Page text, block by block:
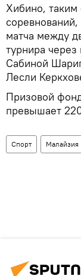
Хибино,
матча между
турнира
Сабиной
Лесли
Призовой
превышает
Спорт Малайзия